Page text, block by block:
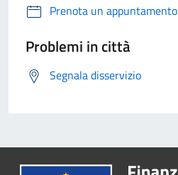
Prenota un appuntamento
Problemi in città
Segnala disservizio